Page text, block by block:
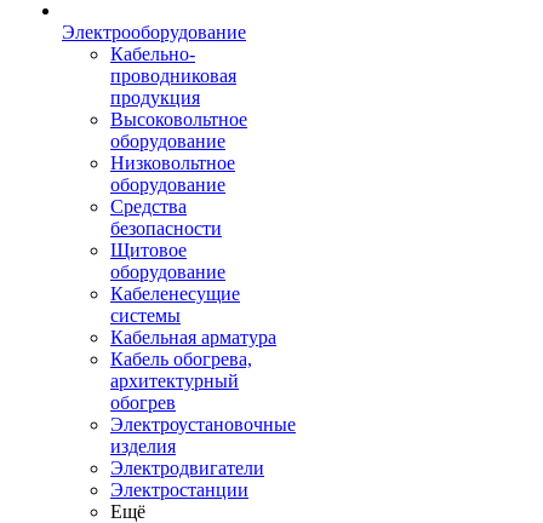
Электрооборудование
Кабельно-
проводниковая
продукция
Высоковольтное
оборудование
Низковольтное
оборудование
Средства
безопасности
Щитовое
оборудование
Кабеленесущие
системы
Кабельная арматура
Кабель обогрева,
архитектурный
обогрев
Электроустановочные
изделия
Электродвигатели
Электростанции
Ещё